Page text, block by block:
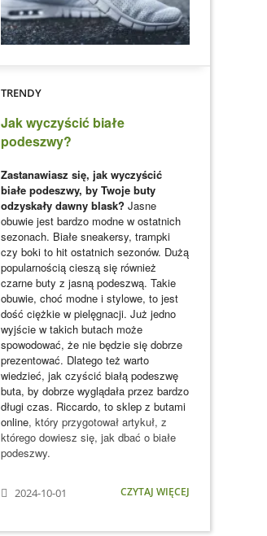
TRENDY
Jak wyczyścić białe
podeszwy?
Zastanawiasz się, jak wyczyścić
białe podeszwy, by Twoje buty
odzyskały dawny blask? Jasne
obuwie jest bardzo modne w ostatnich
sezonach. Białe sneakersy, trampki
czy boki to hit ostatnich sezonów. Dużą
popularnością cieszą się również
czarne buty z jasną podeszwą. Takie
obuwie, choć modne i stylowe, to jest
dość ciężkie w pielęgnacji. Już jedno
wyjście w takich butach może
spowodować, że nie będzie się dobrze
prezentować. Dlatego też warto
wiedzieć, jak czyścić białą podeszwę
buta, by dobrze wyglądała przez bardzo
długi czas. Riccardo, to sklep z butami
online, który przygotował artykuł, z
którego dowiesz się, jak dbać o białe
podeszwy.
2024-10-01 CZYTAJ WIĘCEJ